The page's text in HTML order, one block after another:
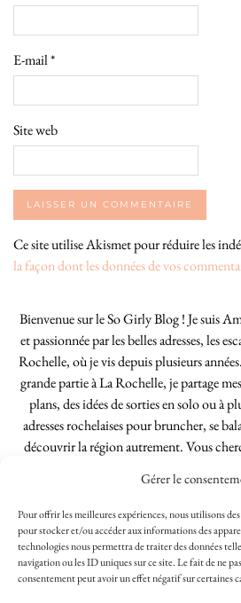
Gérer le
Pour offrir les meilleures expériences, nous utilisons
pour stocker et/ou accéder aux informations des
technologies nous permettra de traiter des données
navigation ou les ID uniques sur ce site. Le fait de ne
consentement peut avoir un effet négatif sur certaines
E-mail*
Site web
Ce site utilise Akismet pour réduire les
la façon dont les données de vos
Bienvenue sur le So Girly Blog ! Je suis
et passionnée par les belles adresses, les
Rochelle, où je vis depuis plusieurs
grande partie à La Rochelle, je partage
plans, des idées de sorties en solo ou à
adresses rochelaises pour bruncher, se
découvrir la région autrement. Vous
Rochelle, tenu par une locale ? Vous
soyez Rochelais·e ou de passage dans
articles vous aideront à profiter de La
initié·e. !